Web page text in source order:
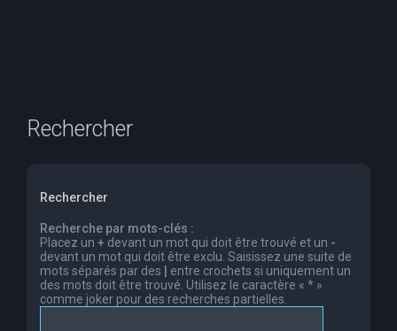
Rechercher
Rechercher
Recherche par mots-clés :
Placez un + devant un mot qui doit être trouvé et un -
devant un mot qui doit être exclu. Saisissez une suite de
mots séparés par des
entre crochets si uniquement un
des mots doit être trouvé. Utilisez le caractère « * »
comme joker pour des recherches partielles.